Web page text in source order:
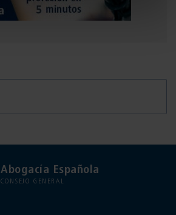
Abogacía Española
CONSEJO GENERAL